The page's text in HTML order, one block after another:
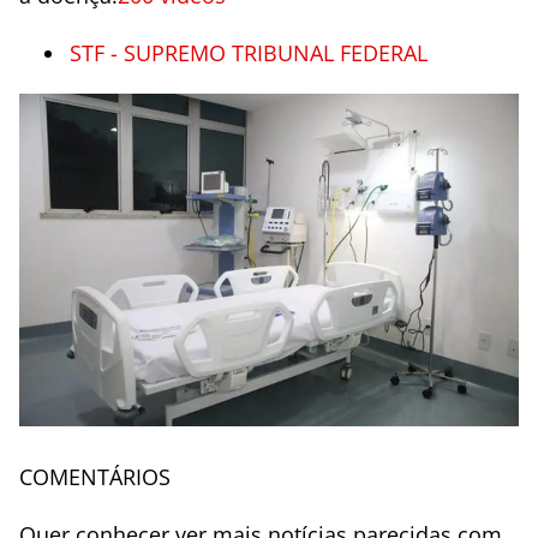
STF - SUPREMO TRIBUNAL FEDERAL
COMENTÁRIOS